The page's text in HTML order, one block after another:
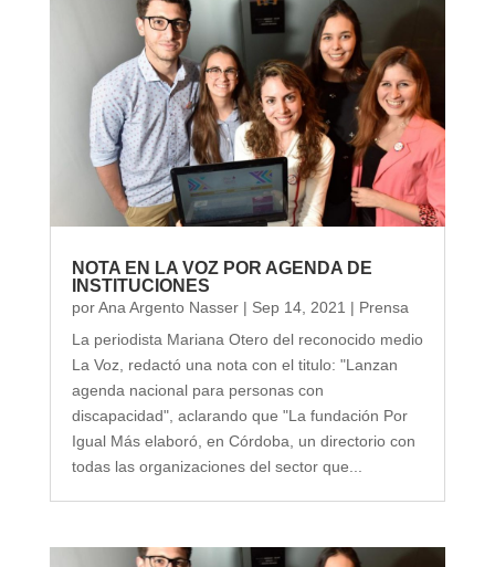
NOTA EN LA VOZ POR AGENDA DE
INSTITUCIONES
porAna Argento Nasser| Sep 14, 2021 | Prensa
La periodista Mariana Otero del reconocido medio
La Voz, redactó una nota con el titulo: "Lanzan
agenda nacional para personas con
discapacidad", aclarando que "La fundación Por
Igual Más elaboró, en Córdoba, un directorio con
todas las organizaciones del sector que...